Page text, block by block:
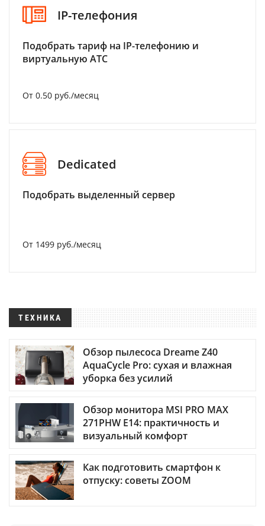
IP-телефония
Подобрать тариф на IP-телефонию и
виртуальную АТС
От 0.50 руб./месяц
Dedicated
Подобрать выделенный сервер
От 1499 руб./месяц
ТЕХНИКА
Обзор пылесоса Dreame Z40
AquaCycle Pro: сухая и влажная
уборка без усилий
Обзор монитора MSI PRO MAX
271PHW E14: практичность и
визуальный комфорт
Как подготовить смартфон к
отпуску: советы ZOOM